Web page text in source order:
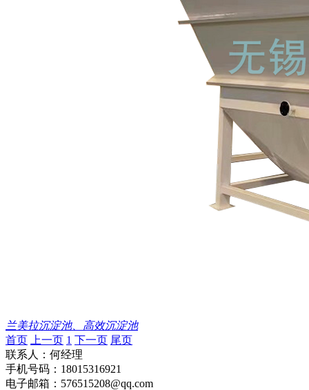
兰美拉沉淀池、高效沉淀池
首页
上一页 1 下一页 尾页
联系人：何经理
手机号码：18015316921
电子邮箱：576515208@qq.com